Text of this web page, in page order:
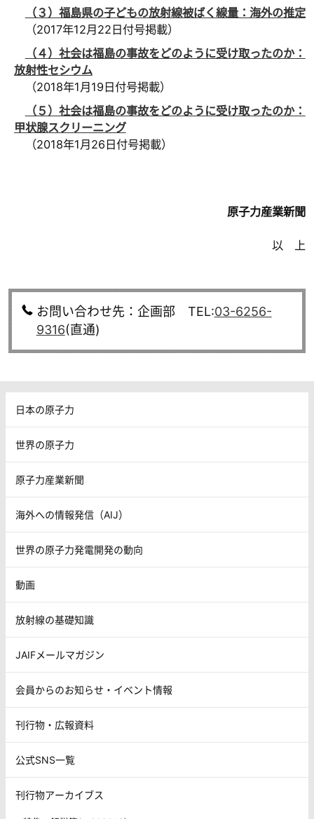
（３）福島県の子どもの放射線被ばく線量：海外の推定
（2017年12月22日付号掲載）
（４）社会は福島の事故をどのように受け取ったのか：
放射性セシウム
（2018年1月19日付号掲載）
（５）社会は福島の事故をどのように受け取ったのか：
甲状腺スクリーニング
（2018年1月26日付号掲載）
原子力産業新聞
以 上
お問い合わせ先：企画部 TEL:03-6256-
9316(直通)
日本の原子力
世界の原子力
原子力産業新聞
海外への情報発信（AIJ）
世界の原子力発電開発の動向
動画
放射線の基礎知識
JAIFメールマガジン
会員からのお知らせ・イベント情報
刊行物・広報資料
公式SNS一覧
刊行物アーカイブス